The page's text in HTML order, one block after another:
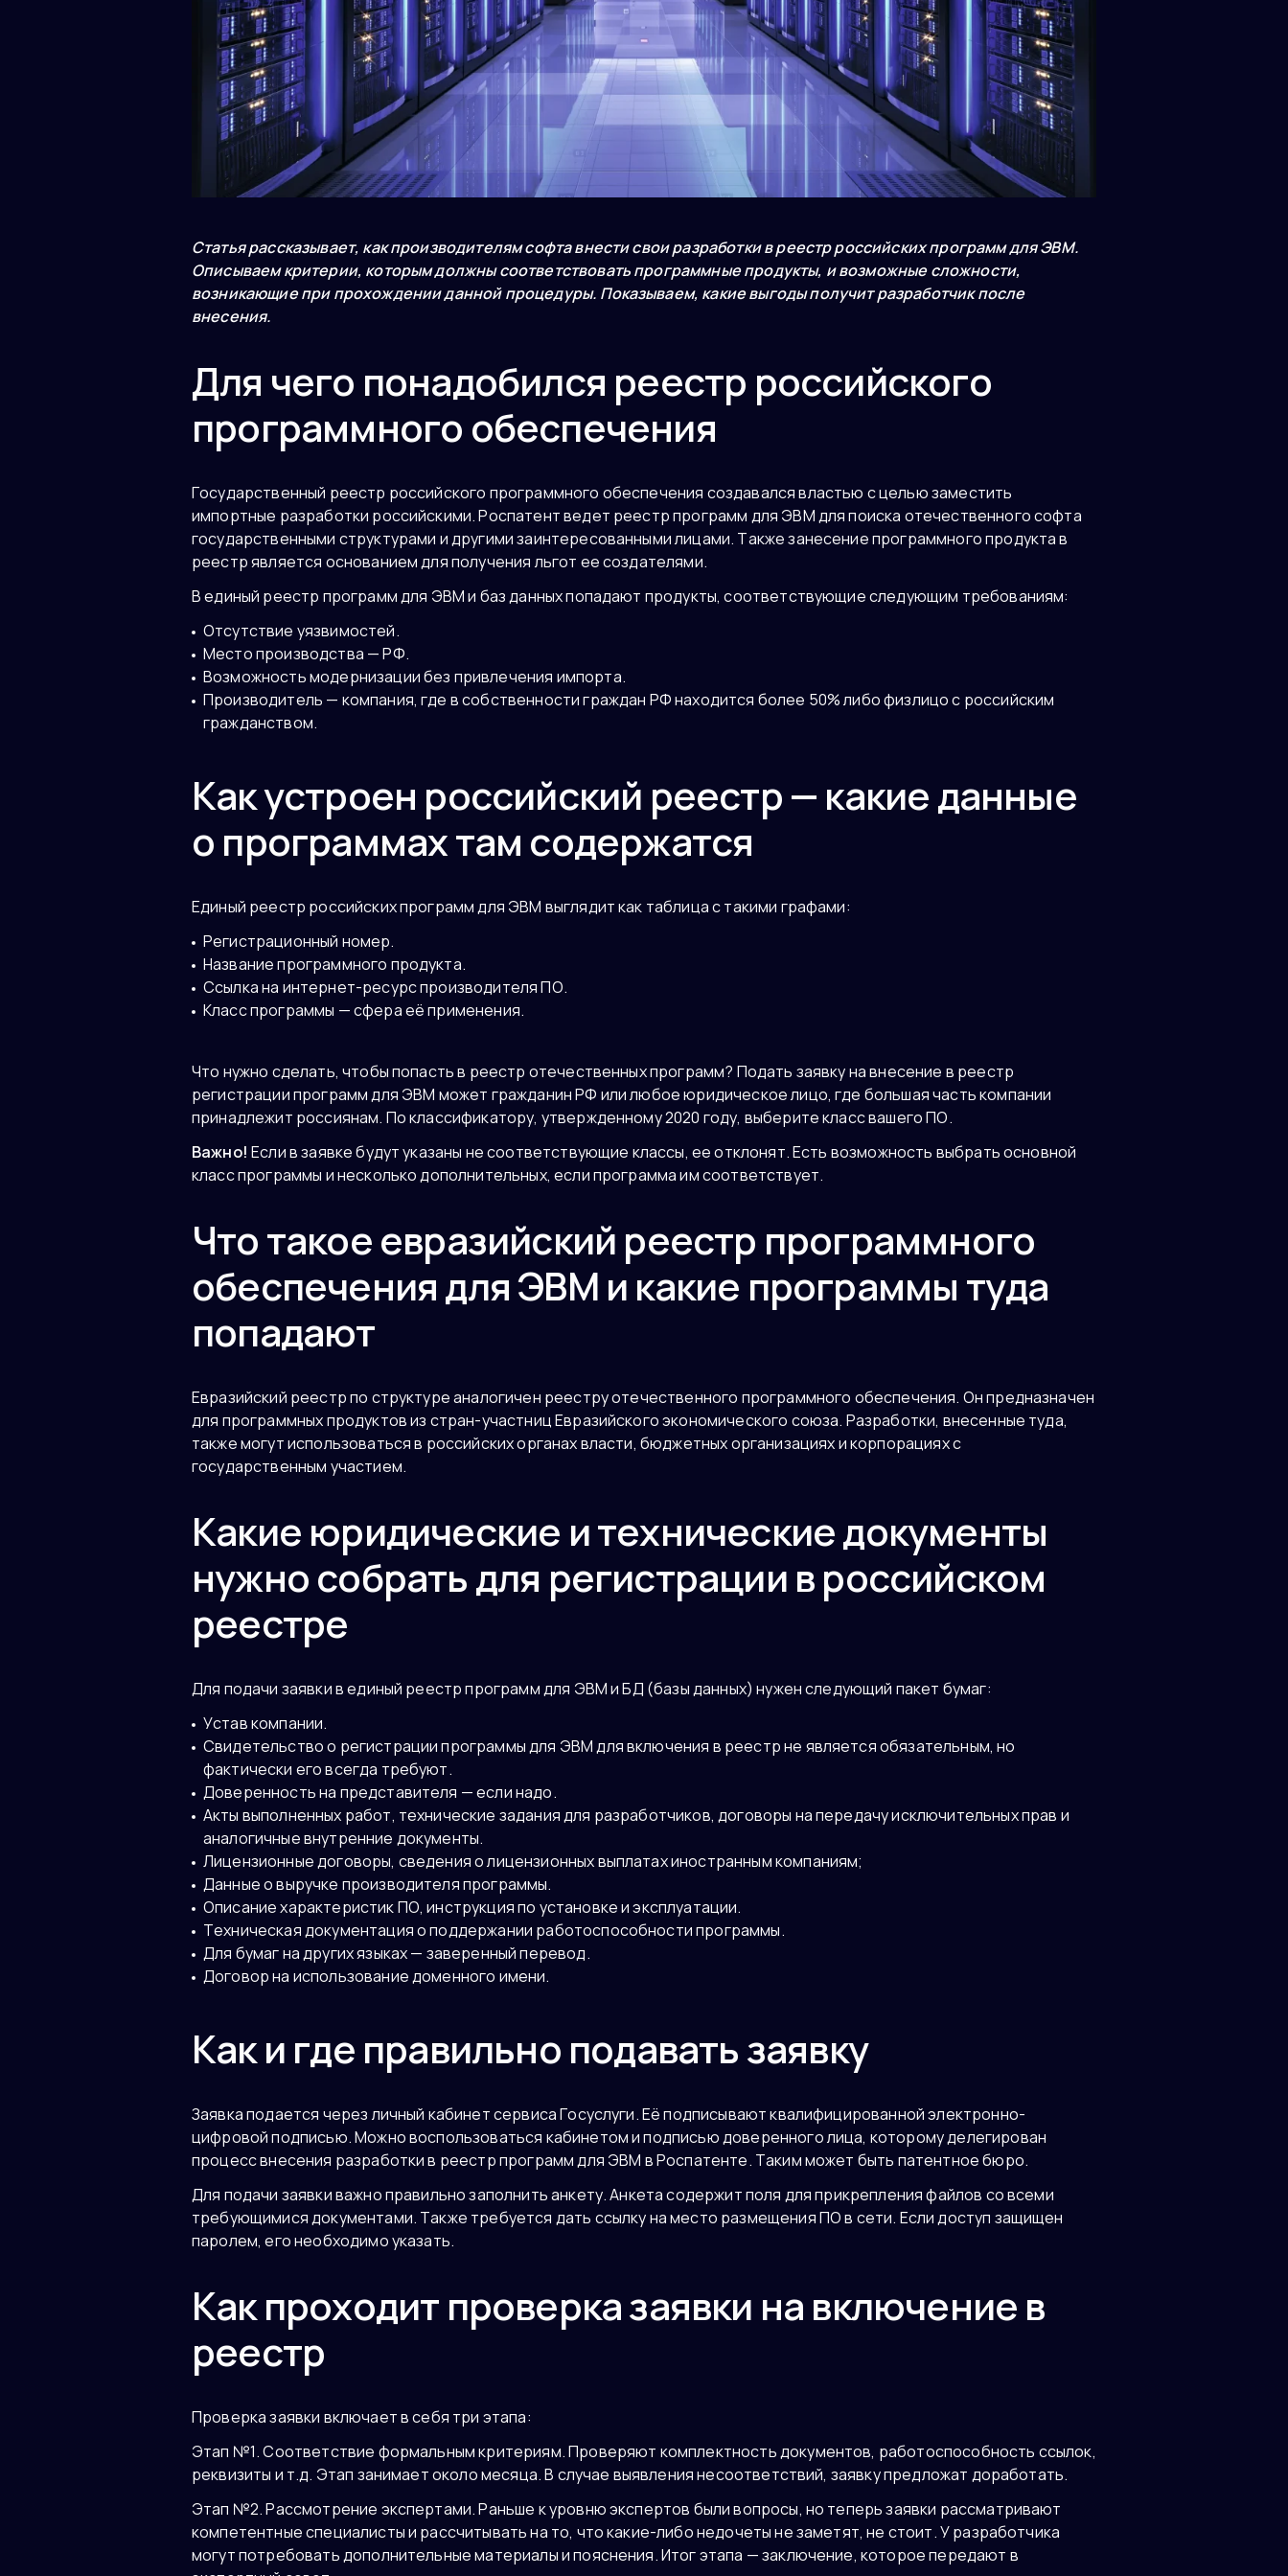
Статья рассказывает, как производителям софта внести свои разработки в реестр российских программ для ЭВМ.
Описываем критерии, которым должны соответствовать программные продукты, и возможные сложности,
возникающие при прохождении данной процедуры. Показываем, какие выгоды получит разработчик после
внесения.
Для чего понадобился реестр российского
программного обеспечения
Государственный реестр российского программного обеспечения создавался властью с целью заместить
импортные разработки российскими. Роспатент ведет реестр программ для ЭВМ для поиска отечественного софта
государственными структурами и другими заинтересованными лицами. Также занесение программного продукта в
реестр является основанием для получения льгот ее создателями.
В единый реестр программ для ЭВМ и баз данных попадают продукты, соответствующие следующим требованиям:
Отсутствие уязвимостей.
Место производства — РФ.
Возможность модернизации без привлечения импорта.
Производитель — компания, где в собственности граждан РФ находится более 50% либо физлицо с российским
гражданством.
Как устроен российский реестр — какие данные
о программах там содержатся
Единый реестр российских программ для ЭВМ выглядит как таблица с такими графами:
Регистрационный номер.
Название программного продукта.
Ссылка на интернет-ресурс производителя ПО.
Класс программы — сфера её применения.
Что нужно сделать, чтобы попасть в реестр отечественных программ? Подать заявку на внесение в реестр
регистрации программ для ЭВМ может гражданин РФ или любое юридическое лицо, где большая часть компании
принадлежит россиянам. По классификатору, утвержденному 2020 году, выберите класс вашего ПО.
Важно! Если в заявке будут указаны не соответствующие классы, ее отклонят. Есть возможность выбрать основной
класс программы и несколько дополнительных, если программа им соответствует.
Что такое евразийский реестр программного
обеспечения для ЭВМ и какие программы туда
попадают
Евразийский реестр по структуре аналогичен реестру отечественного программного обеспечения. Он предназначен
для программных продуктов из стран-участниц Евразийского экономического союза. Разработки, внесенные туда,
также могут использоваться в российских органах власти, бюджетных организациях и корпорациях с
государственным участием.
Какие юридические и технические документы
нужно собрать для регистрации в российском
реестре
Для подачи заявки в единый реестр программ для ЭВМ и БД (базы данных) нужен следующий пакет бумаг:
Устав компании.
Свидетельство о регистрации программы для ЭВМ для включения в реестр не является обязательным, но
фактически его всегда требуют.
Доверенность на представителя — если надо.
Акты выполненных работ, технические задания для разработчиков, договоры на передачу исключительных прав и
аналогичные внутренние документы.
Лицензионные договоры, сведения о лицензионных выплатах иностранным компаниям;
Данные о выручке производителя программы.
Описание характеристик ПО, инструкция по установке и эксплуатации.
Техническая документация о поддержании работоспособности программы.
Для бумаг на других языках — заверенный перевод.
Договор на использование доменного имени.
Как и где правильно подавать заявку
Заявка подается через личный кабинет сервиса Госуслуги. Её подписывают квалифицированной электронно-
цифровой подписью. Можно воспользоваться кабинетом и подписью доверенного лица, которому делегирован
процесс внесения разработки в реестр программ для ЭВМ в Роспатенте. Таким может быть патентное бюро.
Для подачи заявки важно правильно заполнить анкету. Анкета содержит поля для прикрепления файлов со всеми
требующимися документами. Также требуется дать ссылку на место размещения ПО в сети. Если доступ защищен
паролем, его необходимо указать.
Как проходит проверка заявки на включение в
реестр
Проверка заявки включает в себя три этапа:
Этап №1. Соответствие формальным критериям. Проверяют комплектность документов, работоспособность ссылок,
реквизиты и т.д. Этап занимает около месяца. В случае выявления несоответствий, заявку предложат доработать.
Этап №2. Рассмотрение экспертами. Раньше к уровню экспертов были вопросы, но теперь заявки рассматривают
компетентные специалисты и рассчитывать на то, что какие-либо недочеты не заметят, не стоит. У разработчика
могут потребовать дополнительные материалы и пояснения. Итог этапа — заключение, которое передают в